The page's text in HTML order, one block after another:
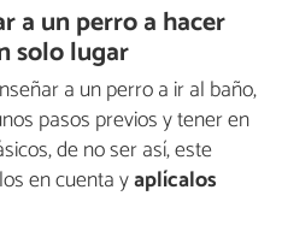
a un perro a hacer
solo lugar
a un perro a ir al baño,
pasos previos y tener en
de no ser así, este
en cuenta yaplícalos